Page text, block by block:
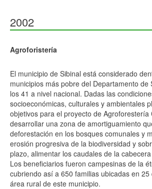
2002
Agroforistería
El municipio de Sibinal está considerado
municipios más pobre del Departamento de
los 41 a nivel nacional. Dadas las
socioeconómicas, culturales y ambientales
objetivos para el proyecto de Agroforestería
desarrollar una zona de amortiguamiento
deforestación en los bosques comunales y
erosión progresiva de la biodiversidad y
plazo, alimentar los caudales de la
Los beneficiarios fueron campesinas de la
cubriendo así a 650 familias ubicadas en 25
área rural de este municipio.